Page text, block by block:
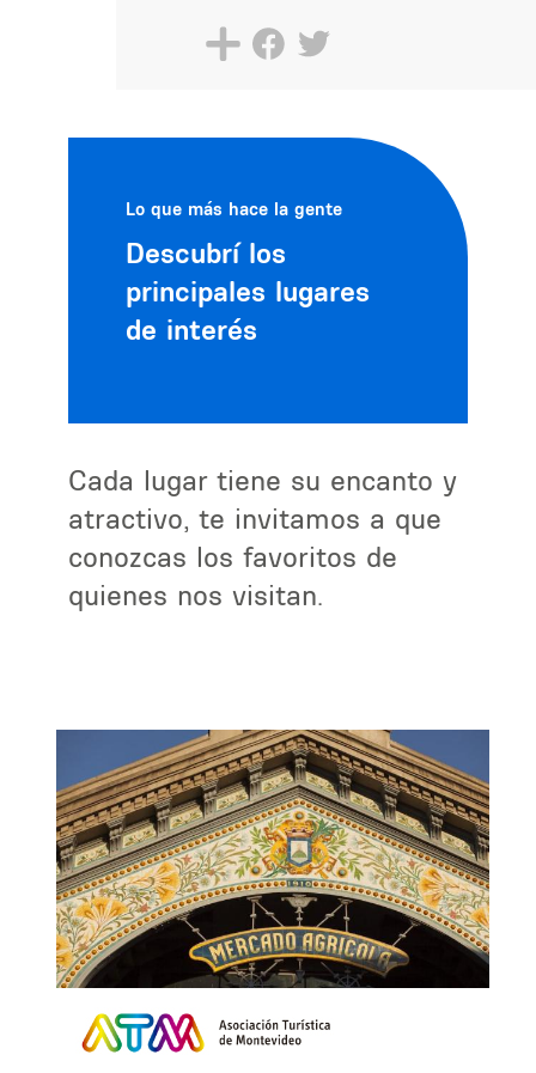
Lo que más hace la gente
Descubrí los
principales lugares
de interés
Cada lugar tiene su encanto y
atractivo, te invitamos a que
conozcas los favoritos de
quienes nos visitan.